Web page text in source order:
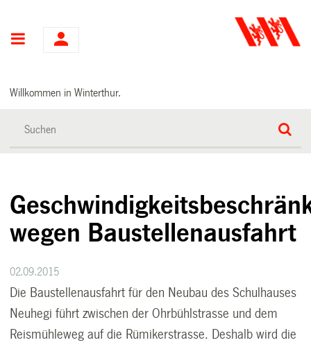
Hauptnavigation
Willkommen in Winterthur.
wegen Baustellenausfahrt
02.09.2015
Die Baustellenausfahrt für den Neubau des Schulhauses
Neuhegi führt zwischen der Ohrbühlstrasse und dem
Reismühleweg auf die Rümikerstrasse. Deshalb wird die